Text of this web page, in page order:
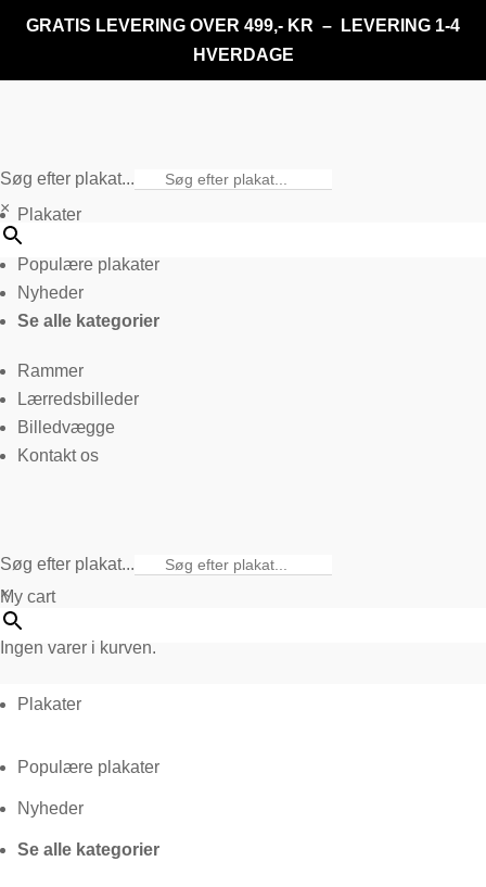
GRATIS LEVERING OVER 499,- KR – LEVERING 1-4
HVERDAGE
Søg efter plakat...
× Plakater
Populære plakater
Nyheder
Se alle kategorier
Rammer
Lærredsbilleder
Billedvægge
Kontakt os
Søg efter plakat...
×
My cart
Ingen varer i kurven.
Plakater
Populære plakater
Nyheder
Se alle kategorier